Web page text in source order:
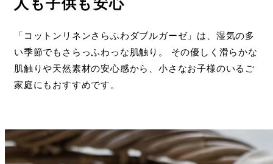
人も子供も安心
「コットンリネンさらふわダブルガーゼ」は、湿気の多
い季節でもさらっふわっな肌触り。 その優しく滑らかな
肌触りや天然素材の安心感から、小さなお子様のいるご
家庭にもおすすめです。